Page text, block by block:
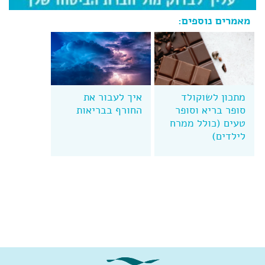
מאמרים נוספים:
איך לעבור את
החורף בבריאות
מתכון לשוקולד
סופר בריא וסופר
טעים (כולל ממרח
לילדים)